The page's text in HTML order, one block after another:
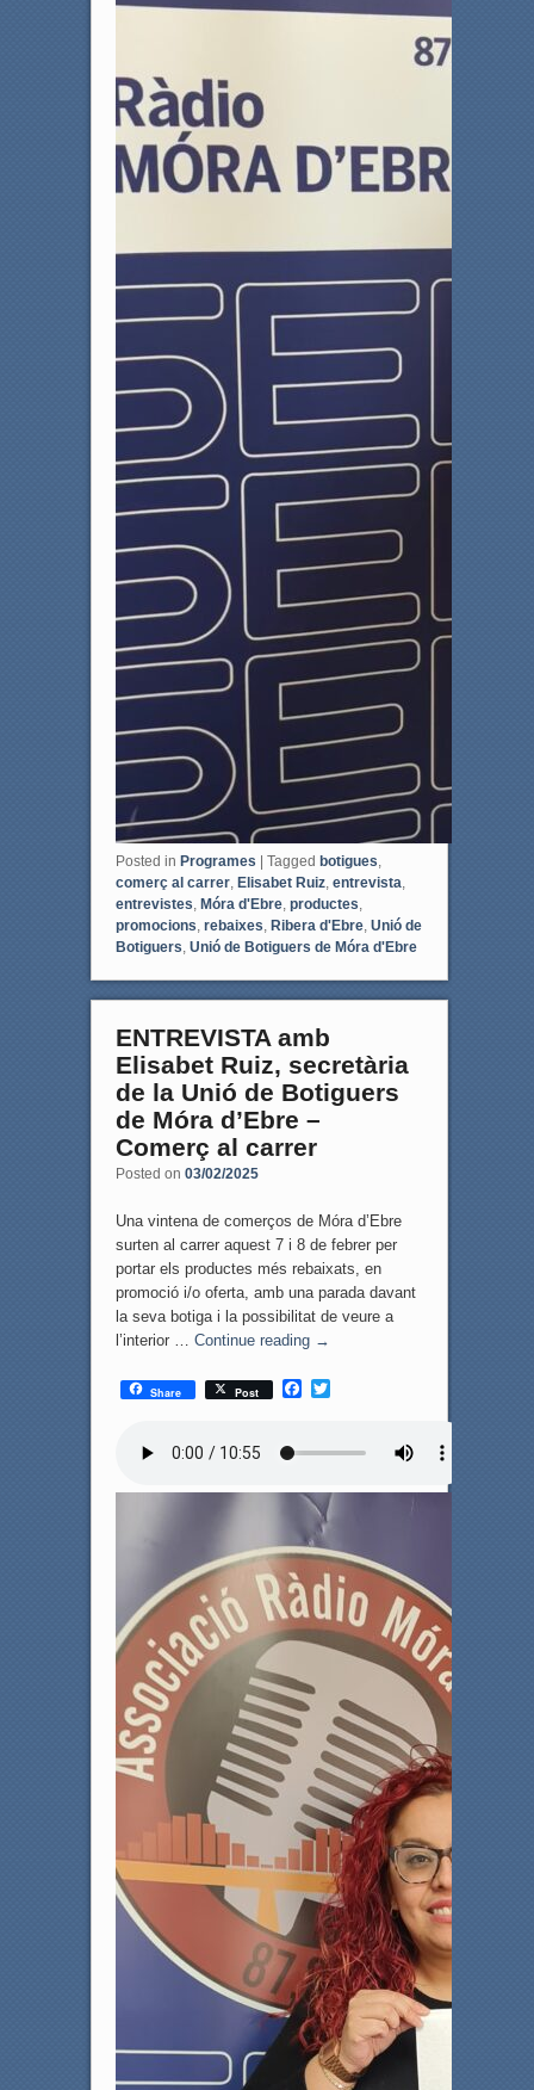
Posted in Programes | Tagged botigues
comerç al carrer, Elisabet Ruiz, entrevista
entrevistes Móra d'Ebre, productes
promocions rebaixes Ribera d'Ebre, Unió de
Botiguers Unió de Botiguers de Móra d'Ebre
ENTREVISTA amb
Elisabet Ruiz, secretària
de la Unió de Botiguers
de Móra d’Ebre –
Comerç al carrer
Posted on 03/02/2025
Una vintena de comerços de Móra d’Ebre
surten al carrer aquest 7 i 8 de febrer per
portar els productes més rebaixats, en
promoció i/o oferta, amb una parada davant
la seva botiga i la possibilitat de veure a
l’interior … Continue reading →
Share Post
F
o
T
r